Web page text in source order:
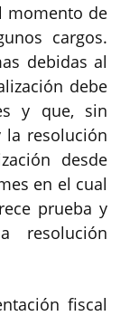
momento de
cargos.
debidas al
debe
y que, sin
la resolución
desde
en el cual
prueba y
resolución
fiscal